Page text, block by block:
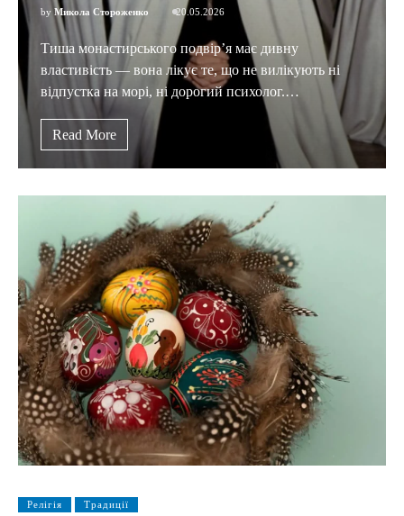
by Микола Стороженко 20.05.2026
Тиша монастирського подвір’я має дивну
властивість — вона лікує те, що не вилікують ні
відпустка на морі, ні дорогий психолог.…
Read More
Релігія Традиції